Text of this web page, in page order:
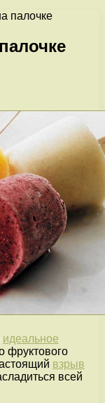
палочке
идеальное
фруктового
взрыв
всей